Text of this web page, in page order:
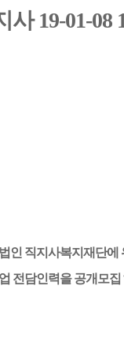
사 19-01-08
인 직지사복지재단에
전담인력을 공개모